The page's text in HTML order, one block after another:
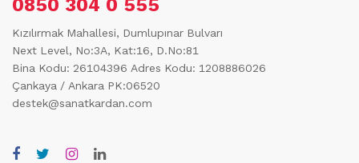
Kızılırmak Mahallesi, Dumlupınar Bulvarı
Next Level, No:3A, Kat:16, D.No:81
Bina Kodu: 26104396 Adres Kodu: 1208886026
Çankaya / Ankara PK:06520
destek@sanatkardan.com